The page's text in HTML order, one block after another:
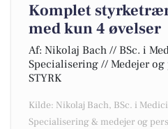
Komplet
med kun 4 øvelser
Af: Nikolaj Bach // BSc. i
Specialisering // Medejer
STYRK
Kilde: Nikolaj Bach, BSc. i
Specialisering & medejer og